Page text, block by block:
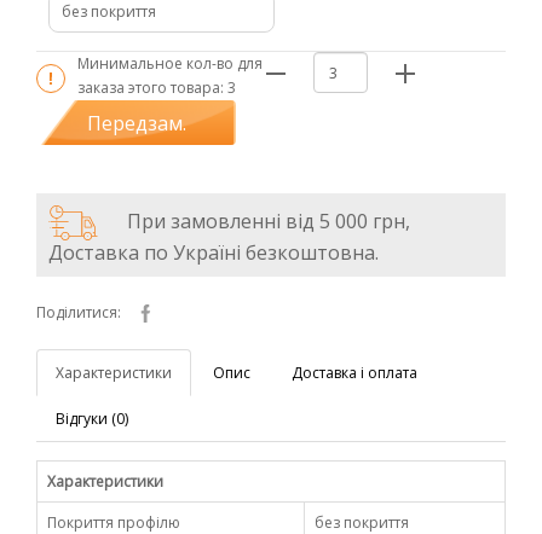
без покриття
Минимальное кол-во для
заказа этого товара: 3
Передзам.
При замовленні від 5 000 грн,
Доставка по Україні безкоштовна.
Поділитися:
Характеристики Опис Доставка і оплата
Відгуки (0)
Характеристики
Покриття профілю
без покриття